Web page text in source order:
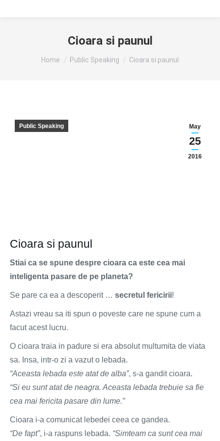
Cioara si paunul
You are here:
Home Public Speaking Cioara si paunul
May
25
2016
Public Speaking
Cioara si paunul
Stiai ca se spune despre cioara ca este cea mai
inteligenta pasare de pe planeta?
Se pare ca ea a descoperit … secretul fericirii!
Astazi vreau sa iti spun o poveste care ne spune cum a
facut acest lucru.
O cioara traia in padure si era absolut multumita de viata
sa. Insa, intr-o zi a vazut o lebada.
“Aceasta lebada este atat de alba”, s-a gandit cioara.
“Si eu sunt atat de neagra. Aceasta lebada trebuie sa fie
cea mai fericita pasare din lume.”
Cioara i-a comunicat lebedei ceea ce gandea.
“De fapt”, i-a raspuns lebada. “Simteam ca sunt cea mai